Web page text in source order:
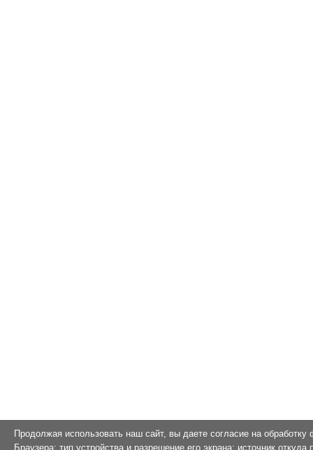
Продолжая использовать наш сайт, вы даете согласие на
Браузера; тип устройства и разрешение его экрана; источник